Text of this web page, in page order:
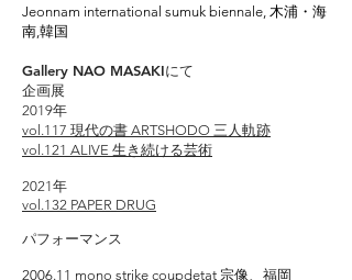
Jeonnam international sumuk biennale, 木浦・海
南,韓国
Gallery NAO MASAKIにて
企画展
2019年
vol.117 現代の書 ARTSHODO 三人軌跡
vol.121 ALIVE 生き続ける芸術
2021年
vol.132 PAPER DRUG
パフォーマンス
2006.11 mono strike coupdetat 宗像、福岡